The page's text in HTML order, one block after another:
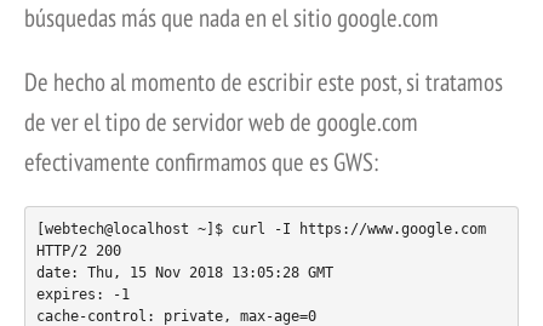
búsquedas más que nada en el sitio google.com
De hecho al momento de escribir este post, si tratamos
de ver el tipo de servidor web de google.com
efectivamente confirmamos que es GWS:
[webtech@localhost ~]$ curl -I https://www.google.com
HTTP/2 200
date: Thu, 15 Nov 2018 13:05:28 GMT
expires: -1
cache-control: private, max-age=0